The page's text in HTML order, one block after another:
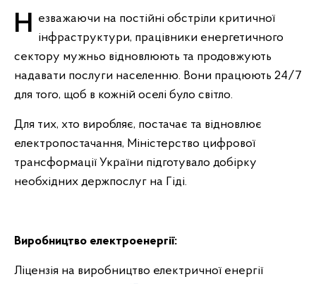
Незважаючи на постійні обстріли критичної інфраструктури, працівники енергетичного
сектору мужньо відновлюють та продовжують
надавати послуги населенню. Вони працюють 24/7
для того, щоб в кожній оселі було світло.
Для тих, хто виробляє, постачає та відновлює
електропостачання, Міністерство цифрової
трансформації України підготувало добірку
необхідних держпослуг на Гіді.
Виробництво електроенергії:
Ліцензія на виробництво електричної енергії